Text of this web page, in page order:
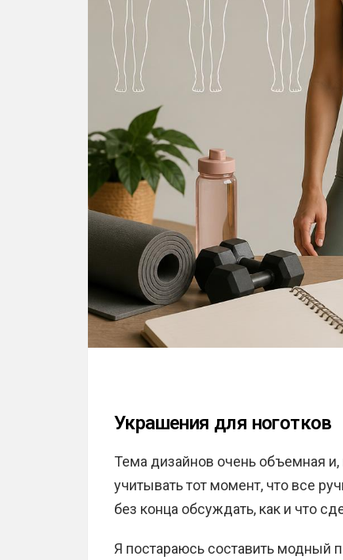
Украшения для ноготков
Тема дизайнов очень объемная
учитывать тот момент, что все
без конца обсуждать, как и что
Я постараюсь составить модный